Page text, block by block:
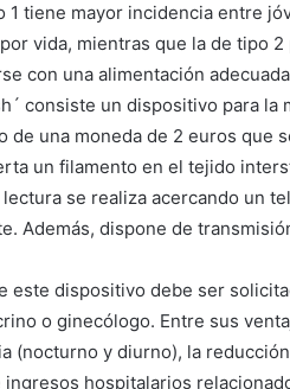
1 tiene mayor incidencia entre
vida, mientras que la de tipo
con una alimentación
consiste un dispositivo para
de una moneda de 2 euros que
un filamento en el tejido
se realiza acercando un
Además, dispone de
este dispositivo debe ser
o ginecólogo. Entre sus
(nocturno y diurno), la
hospitalarios